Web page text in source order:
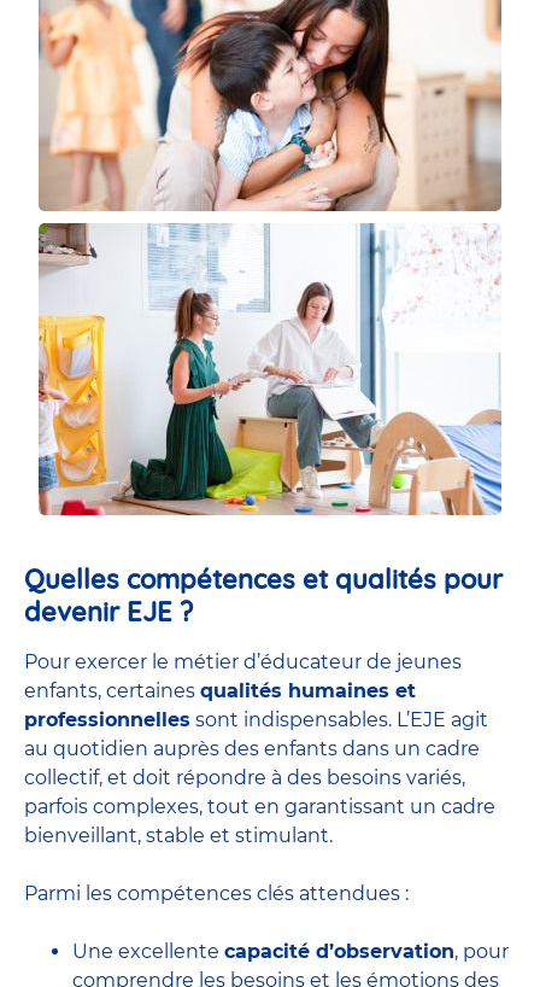
Quelles compétences et qualités pour
devenir EJE ?
Pour exercer le métier d’éducateur de jeunes
enfants, certaines qualités humaines et
professionnelles sont indispensables. L’EJE agit
au quotidien auprès des enfants dans un cadre
collectif, et doit répondre à des besoins variés,
parfois complexes, tout en garantissant un cadre
bienveillant, stable et stimulant.
Parmi les compétences clés attendues :
Une excellente capacité d’observation, pour
comprendre les besoins et les émotions des